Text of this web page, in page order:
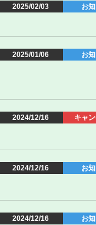
2025/02/03 お
2025/01/06 お
2024/12/16 キャ
2024/12/16 お
2024/12/16 お